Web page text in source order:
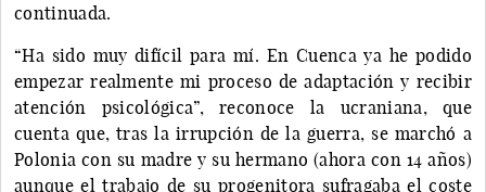
continuada.
“Ha sido muy difícil para mí. En Cuenca ya he podido
empezar realmente mi proceso de adaptación y recibir
atención psicológica”, reconoce la ucraniana, que
cuenta que, tras la irrupción de la guerra, se marchó a
Polonia con su madre y su hermano (ahora con 14 años)
aunque el trabajo de su progenitora sufragaba el coste